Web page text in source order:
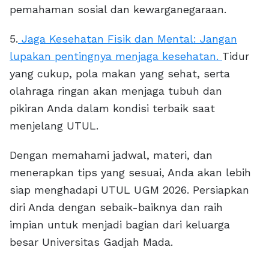
pemahaman sosial dan kewarganegaraan.
5. Jaga Kesehatan Fisik dan Mental: Jangan
lupakan pentingnya menjaga kesehatan. Tidur
yang cukup, pola makan yang sehat, serta
olahraga ringan akan menjaga tubuh dan
pikiran Anda dalam kondisi terbaik saat
menjelang UTUL.
Dengan memahami jadwal, materi, dan
menerapkan tips yang sesuai, Anda akan lebih
siap menghadapi UTUL UGM 2026. Persiapkan
diri Anda dengan sebaik-baiknya dan raih
impian untuk menjadi bagian dari keluarga
besar Universitas Gadjah Mada.